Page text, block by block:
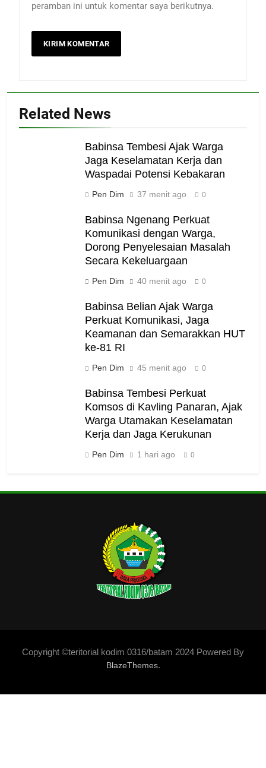
peramban ini untuk komentar saya berikutnya.
Related News
Babinsa Tembesi Ajak Warga
Jaga Keselamatan Kerja dan
Waspadai Potensi Kebakaran
Pen Dim 37 menit ago 0
Babinsa Ngenang Perkuat
Komunikasi dengan Warga,
Dorong Penyelesaian Masalah
Secara Kekeluargaan
Pen Dim 40 menit ago 0
Babinsa Belian Ajak Warga
Perkuat Komunikasi, Jaga
Keamanan dan Semarakkan HUT
ke-81 RI
Pen Dim 45 menit ago 0
Babinsa Tembesi Perkuat
Komsos di Kavling Panaran, Ajak
Warga Utamakan Keselamatan
Kerja dan Jaga Kerukunan
Pen Dim 1 hari ago 0
Copyright ©teritorial kodim 0316/batam 2024 Powered By
BlazeThemes.